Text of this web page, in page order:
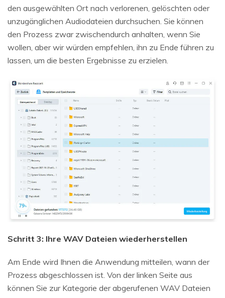
den ausgewählten Ort nach verlorenen, gelöschten oder
unzugänglichen Audiodateien durchsuchen. Sie können
den Prozess zwar zwischendurch anhalten, wenn Sie
wollen, aber wir würden empfehlen, ihn zu Ende führen zu
lassen, um die besten Ergebnisse zu erzielen.
Schritt 3: Ihre WAV Dateien wiederherstellen
Am Ende wird Ihnen die Anwendung mitteilen, wann der
Prozess abgeschlossen ist. Von der linken Seite aus
können Sie zur Kategorie der abgerufenen WAV Dateien